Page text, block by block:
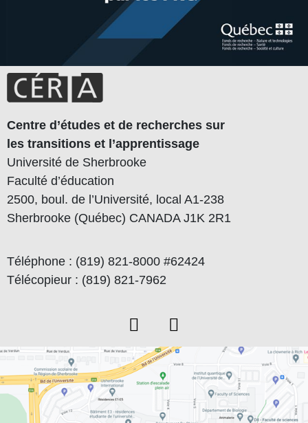
Centre d’études et de recherches sur
les transitions et l’apprentissage
Université de Sherbrooke
Faculté d’éducation
2500, boul. de l’Université, local A1-238
Sherbrooke (Québec) CANADA J1K 2R1
Téléphone : (819) 821-8000 #62424
Télécopieur : (819) 821-7962